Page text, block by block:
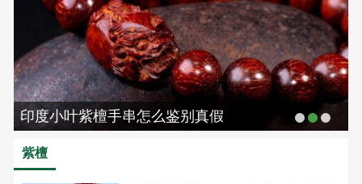
印度小叶紫檀手串怎么鉴别真假
紫檀